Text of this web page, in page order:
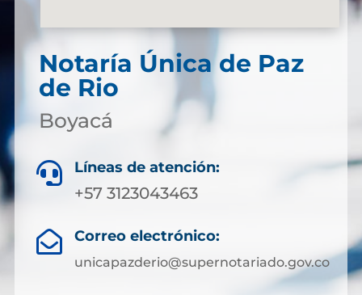
Notaría Única de Paz
de Rio
Boyacá
 Líneas de atención:
+57 3123043463
 Correo electrónico:
unicapazderio@supernotariado.gov.co